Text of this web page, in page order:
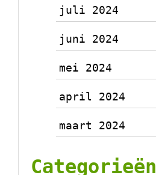
juli 2024
juni 2024
mei 2024
april 2024
maart 2024
Categorieën